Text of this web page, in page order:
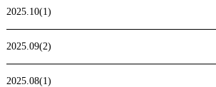
2025.10(1)
2025.09(2)
2025.08(1)